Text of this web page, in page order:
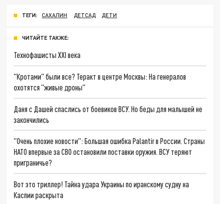
ТЕГИ: САХАЛИН ДЕТСАД ДЕТИ
ЧИТАЙТЕ ТАКЖЕ:
Технофашисты XXI века
"Кротами" были все? Теракт в центре Москвы: На генералов
охотятся "живые дроны"
Даня с Дашей спаслись от боевиков ВСУ. Но беды для малышей не
закончились
"Очень плохие новости": Большая ошибка Palantir в России. Страны
НАТО впервые за СВО остановили поставки оружия. ВСУ теряют
приграничье?
Вот это триллер! Тайна удара Украины по иранскому судну на
Каспии раскрыта